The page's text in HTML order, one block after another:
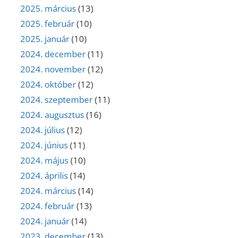
2025. március(13)
2025. február(10)
2025. január(10)
2024. december(11)
2024. november(12)
2024. október(12)
2024. szeptember(11)
2024. augusztus(16)
2024. július(12)
2024. június(11)
2024. május(10)
2024. április(14)
2024. március(14)
2024. február(13)
2024. január(14)